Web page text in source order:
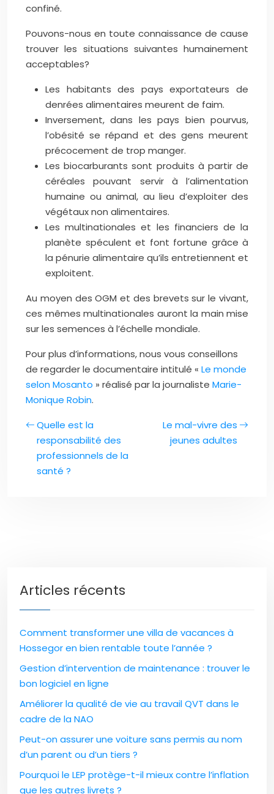
confiné.
Pouvons-nous en toute connaissance de cause
trouver les situations suivantes humainement
acceptables?
Les habitants des pays exportateurs de
denrées alimentaires meurent de faim.
Inversement, dans les pays bien pourvus,
l’obésité se répand et des gens meurent
précocement de trop manger.
Les biocarburants sont produits à partir de
céréales pouvant servir à l’alimentation
humaine ou animal, au lieu d’exploiter des
végétaux non alimentaires.
Les multinationales et les financiers de la
planète spéculent et font fortune grâce à
la pénurie alimentaire qu’ils entretiennent et
exploitent.
Au moyen des OGM et des brevets sur le vivant,
ces mêmes multinationales auront la main mise
sur les semences à l’échelle mondiale.
Pour plus d’informations, nous vous conseillons
de regarder le documentaire intitulé « Le monde
selon Mosanto » réalisé par la journaliste Marie-
Monique Robin.
Quelle est la
responsabilité des
professionnels de la
santé ?
Le mal-vivre des
jeunes adultes
Articles récents
Comment transformer une villa de vacances à
Hossegor en bien rentable toute l’année ?
Gestion d’intervention de maintenance : trouver le
bon logiciel en ligne
Améliorer la qualité de vie au travail QVT dans le
cadre de la NAO
Peut-on assurer une voiture sans permis au nom
d’un parent ou d’un tiers ?
Pourquoi le LEP protège-t-il mieux contre l’inflation
que les autres livrets ?